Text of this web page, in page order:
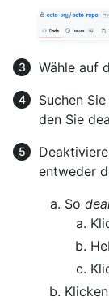
Wähle auf
Suchen
den Sie
entweder
So